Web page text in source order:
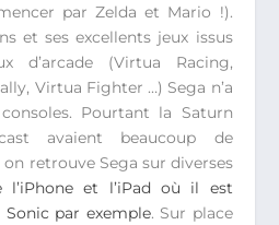
par Zelda et Mario !).
et ses excellents jeux issus
d’arcade (Virtua Racing,
Virtua Fighter …) Sega n’a
Pourtant la Saturn
avaient beaucoup de
retrouve Sega sur diverses
l’iPhone et l’iPad où il est
par exemple. Sur place